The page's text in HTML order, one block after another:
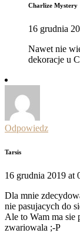
Charlize Mystery
16 grudnia
Nawet nie
dekoracje u
Odpowiedz
Tarsis
16 grudnia 2019 at
Dla mnie
nie pasujacych do
Ale to Wam ma sie
zwariowala ;-P